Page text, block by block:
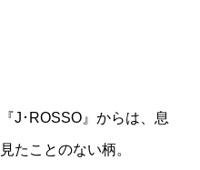
J･ROSSO』からは、息
たことのない柄。